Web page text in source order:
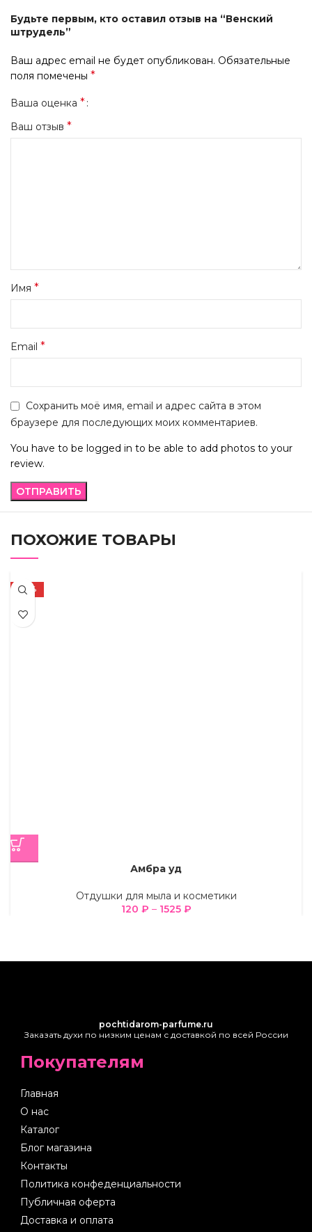
Будьте первым, кто оставил отзыв на “Венский
штрудель”
Ваш адрес email не будет опубликован. Обязательные
поля помечены *
Ваша оценка *
Ваш отзыв *
Имя *
Email *
Сохранить моё имя, email и адрес сайта в этом
браузере для последующих моих комментариев.
You have to be logged in to be able to add photos to your
review.
ПОХОЖИЕ ТОВАРЫ
-44%
Амбра уд
Отдушки для мыла и косметики
120 ₽ – 1525 ₽
pochtidarom-parfume.ru
Заказать духи по низким ценам с доставкой по всей России
Покупателям
Главная
О нас
Каталог
Блог магазина
Контакты
Политика конфеденциальности
Публичная оферта
Доставка и оплата